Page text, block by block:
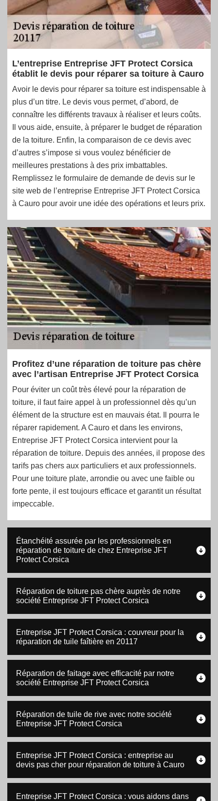
L’entreprise Entreprise JFT Protect Corsica
établit le devis pour réparer sa toiture à Cauro
Avoir le devis pour réparer sa toiture est indispensable à
plus d’un titre. Le devis vous permet, d’abord, de
connaître les différents travaux à réaliser et leurs coûts.
Il vous aide, ensuite, à préparer le budget de réparation
de la toiture. Enfin, la comparaison de ce devis avec
d’autres s’impose si vous voulez bénéficier de
meilleures prestations à des prix imbattables.
Remplissez le formulaire de demande de devis sur le
site web de l’entreprise Entreprise JFT Protect Corsica
à Cauro pour avoir une idée des opérations et leurs prix.
Profitez d’une réparation de toiture pas chère
avec l’artisan Entreprise JFT Protect Corsica
Pour éviter un coût très élevé pour la réparation de
toiture, il faut faire appel à un professionnel dès qu’un
élément de la structure est en mauvais état. Il pourra le
réparer rapidement. A Cauro et dans les environs,
Entreprise JFT Protect Corsica intervient pour la
réparation de toiture. Depuis des années, il propose des
tarifs pas chers aux particuliers et aux professionnels.
Pour une toiture plate, arrondie ou avec une faible ou
forte pente, il est toujours efficace et garantit un résultat
impeccable.
Étanchéité assurée par les professionnels en
réparation de toiture de chez Entreprise JFT
Protect Corsica
Réparation de toiture pas chère auprès de notre
société Entreprise JFT Protect Corsica
Entreprise JFT Protect Corsica : couvreur pour la
réparation de tuile faîtière en 20117
Réparation de faitage avec efficacité par notre
société Entreprise JFT Protect Corsica
Réparation de tuile de rive avec notre société
Entreprise JFT Protect Corsica
Entreprise JFT Protect Corsica : entreprise au
devis pas cher pour réparation de toiture à Cauro
Entreprise JFT Protect Corsica : vous aidons dans